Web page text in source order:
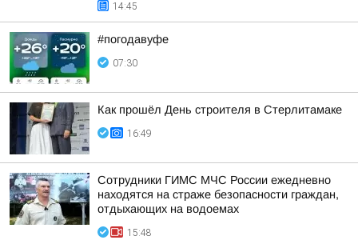
14:45
#погодавуфе
07:30
Как прошёл День строителя в Стерлитамаке
16:49
Сотрудники ГИМС МЧС России ежедневно
находятся на страже безопасности граждан,
отдыхающих на водоемах
15:48